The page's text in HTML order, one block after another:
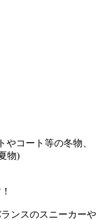
コート等の冬物、
物)
ンスのスニーカーや